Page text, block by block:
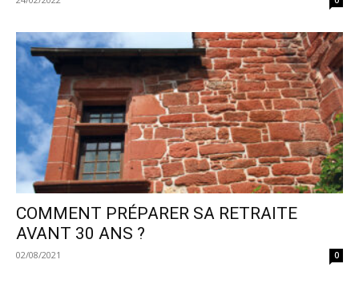
COMMENT PRÉPARER SA RETRAITE
AVANT 30 ANS ?
02/08/2021 0